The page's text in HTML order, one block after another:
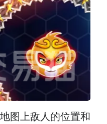
图上敌人的位置和